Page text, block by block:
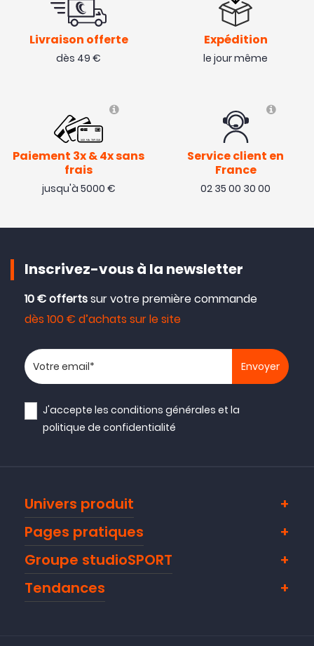
Livraison offerte
dès 49 €
Expédition
le jour même
Paiement 3x & 4x sans
frais
jusqu'à 5000 €
Service client en
France
02 35 00 30 00
Inscrivez-vous à la newsletter
10 € offertssur votre première commande
dès 100 € d’achats sur le site
Votre adresse email
J'accepte lesconditions générales et la
politique de confidentialité
Univers produit
Pages pratiques
Groupe studioSPORT
Tendances